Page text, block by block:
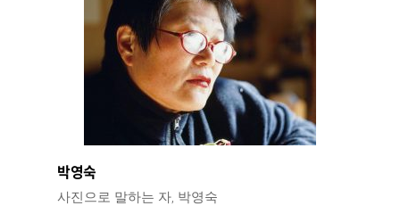
박영숙
사진으로 말하는 자, 박영숙